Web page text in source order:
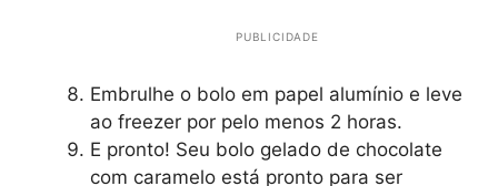
PUBLICIDADE
Embrulhe o bolo em papel alumínio e leve
ao freezer por pelo menos 2 horas.
E pronto! Seu bolo gelado de chocolate
com caramelo está pronto para ser